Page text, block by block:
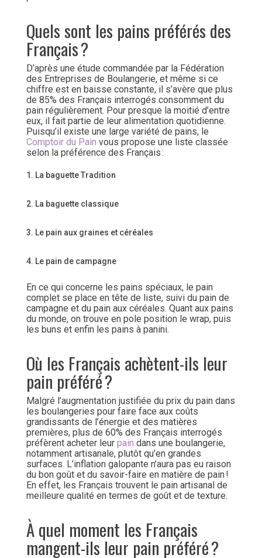
Quels sont les pains préférés des
Français ?
D’après une étude commandée par la Fédération
des Entreprises de Boulangerie, et même si ce
chiffre est en baisse constante, il s’avère que plus
de 85% des Français interrogés consomment du
pain régulièrement. Pour presque la moitié d’entre
eux, il fait partie de leur alimentation quotidienne.
Puisqu’il existe une large variété de pains, le
Comptoir du Pain vous propose une liste classée
selon la préférence des Français :
La baguette Tradition
La baguette classique
Le pain aux graines et céréales
Le pain de campagne
En ce qui concerne les pains spéciaux, le pain
complet se place en tête de liste, suivi du pain de
campagne et du pain aux céréales. Quant aux pains
du monde, on trouve en pole position le wrap, puis
les buns et enfin les pains à panini.
Où les Français achètent-ils leur
pain préféré ?
Malgré l’augmentation justifiée du prix du pain dans
les boulangeries pour faire face aux coûts
grandissants de l’énergie et des matières
premières, plus de 60% des Français interrogés
préfèrent acheter leur pain dans une boulangerie,
notamment artisanale, plutôt qu’en grandes
surfaces. L’inflation galopante n’aura pas eu raison
du bon goût et du savoir-faire en matière de pain !
En effet, les Français trouvent le pain artisanal de
meilleure qualité en termes de goût et de texture.
À quel moment les Français
mangent-ils leur pain préféré ?